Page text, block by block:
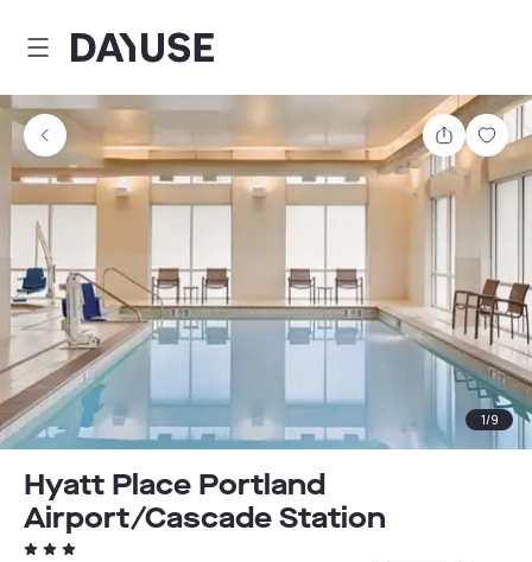
Dayuse
1/9
Hyatt Place Portland
Airport/Cascade Station